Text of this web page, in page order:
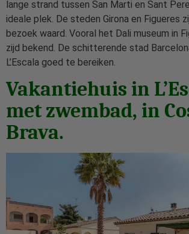
lange strand tussen San Marti en Sant
ideale plek. De steden Girona en Figueres
bezoek waard. Vooral het Dali museum in
zijd bekend. De schitterende stad
L’Escala goed te bereiken.
Vakantiehuis in
met zwembad, in
Brava.